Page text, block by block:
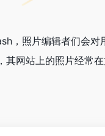
，照片编辑者们会
网站上的照片经常在